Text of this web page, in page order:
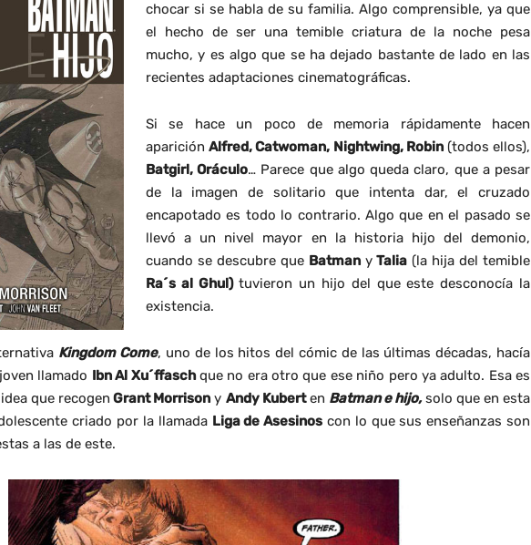
chocar si se habla de su familia. Algo comprensible, ya que
el hecho de ser una temible criatura de la noche pesa
mucho, y es algo que se ha dejado bastante de lado en las
recientes adaptaciones cinematográficas.
Si se hace un poco de memoria rápidamente hacen
apariciónAlfred, Catwoman, Nightwing, Robin(todos ellos),
Batgirl, Oráculo… Parece que algo queda claro, que a pesar
de la imagen de solitario que intenta dar, el cruzado
encapotado es todo lo contrario. Algo que en el pasado se
llevó a un nivel mayor en la historia hijo del demonio,
cuando se descubre que BatmanyTalia (la hija del temible
Ra´s al Ghul)tuvieron un hijo del que este desconocía la
existencia.
Kingdom Come, uno de los hitos del cómic de las últimas décadas, hacía
llamado Ibn Al Xu´ffaschque no era otro que ese niño pero ya adulto. Esa es
que recogen Grant Morrison y Andy Kuberten Batman e hijo,solo que en esta
criado por la llamada Liga de Asesinos con lo que sus enseñanzas son
a las de este.